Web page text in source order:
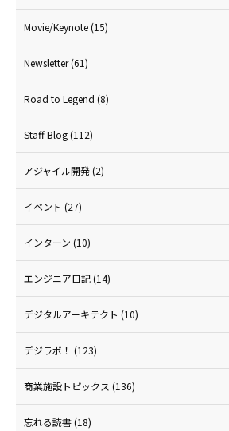
Movie/Keynote(15)
Newsletter(61)
Road to Legend (8)
Staff Blog(112)
アジャイル開発(2)
イベント (27)
インターン (10)
エンジニア日記(14)
デジタルアーキテクト (10)
デジラボ！ (123)
商業施設トピックス (136)
忘れる読書(18)